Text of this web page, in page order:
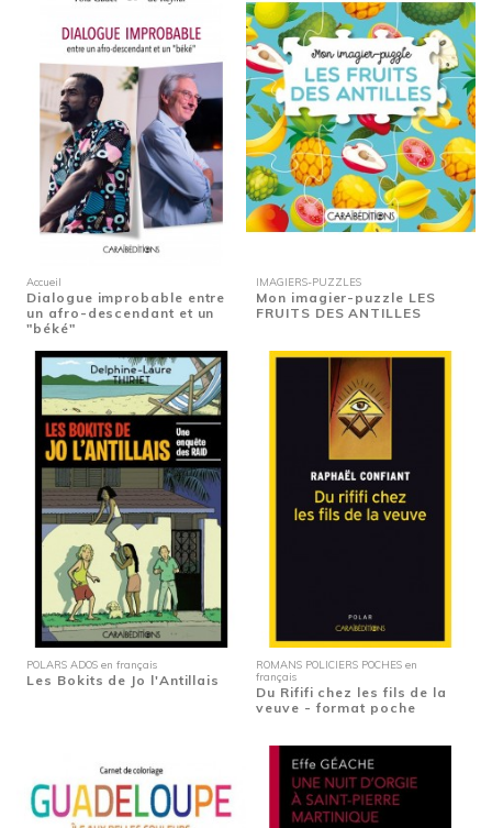
Accueil
Dialogue improbable entre
un afro-descendant et un
"béké"
IMAGIERS-PUZZLES
Mon imagier-puzzle LES
FRUITS DES ANTILLES
POLARS ADOS en français
Les Bokits de Jo l'Antillais
ROMANS POLICIERS POCHES en
français
Du Rififi chez les fils de la
veuve - format poche